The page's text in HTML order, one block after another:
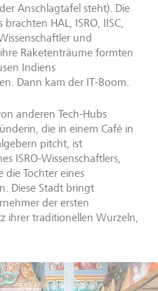
Anschlagtafel steht). Die
HAL, ISRO, IISC,
und
Raketenträume formten
Indiens
Dann kam der IT-Boom.
anderen Tech-Hubs
die in einem Café in
pitcht, ist
ISRO-Wissenschaftlers,
Tochter eines
Diese Stadt bringt
der ersten
ihrer traditionellen Wurzeln,